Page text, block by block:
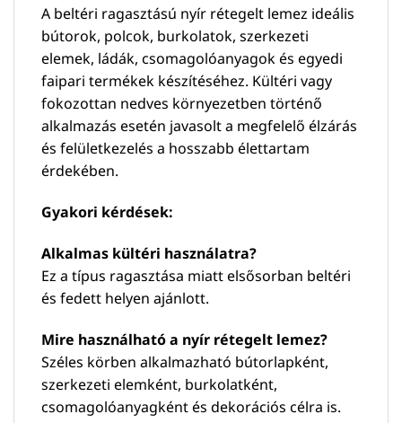
A beltéri ragasztású nyír rétegelt lemez ideális
bútorok, polcok, burkolatok, szerkezeti
elemek, ládák, csomagolóanyagok és egyedi
faipari termékek készítéséhez. Kültéri vagy
fokozottan nedves környezetben történő
alkalmazás esetén javasolt a megfelelő élzárás
és felületkezelés a hosszabb élettartam
érdekében.
Gyakori kérdések:
Alkalmas kültéri használatra?
Ez a típus ragasztása miatt elsősorban beltéri
és fedett helyen ajánlott.
Mire használható a nyír rétegelt lemez?
Széles körben alkalmazható bútorlapként,
szerkezeti elemként, burkolatként,
csomagolóanyagként és dekorációs célra is.